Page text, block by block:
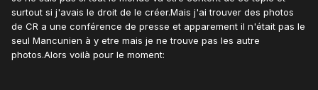
surtout si j'avais le droit de le créer.Mais j'ai trouver des photos
de CR a une conférence de presse et apparement il n'était pas le
seul Mancunien à y etre mais je ne trouve pas les autre
photos.Alors voilà pour le moment: